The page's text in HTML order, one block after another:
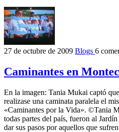
27 de octubre de 2009 Blogs 6
Caminantes en
En la imagen: Tania Mukai captó
realizase una caminata paralela el
«Caminantes por la Vida». ©Tania
todas partes del país, fueron al
dar sus pasos por aquellos que